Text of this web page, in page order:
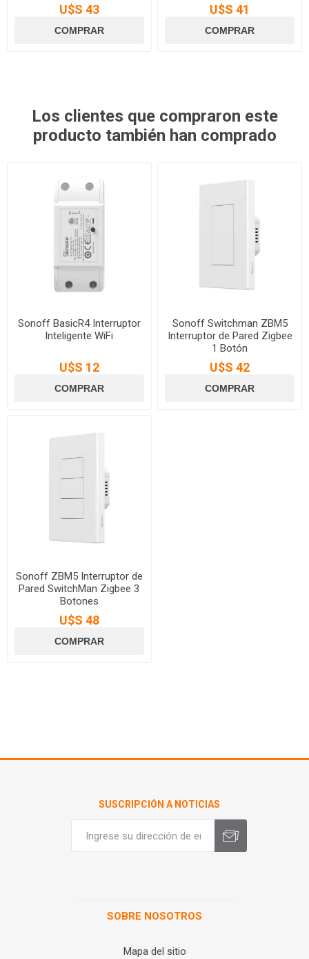
U$S 43 U$S 41
Los clientes que compraron este
producto también han comprado
Sonoff BasicR4 Interruptor
Inteligente WiFi
U$S 12
Sonoff Switchman ZBM5
Interruptor de Pared Zigbee
1 Botón
U$S 42
Sonoff ZBM5 Interruptor de
Pared SwitchMan Zigbee 3
Botones
U$S 48
SUSCRIPCIÓN A NOTICIAS
SOBRE NOSOTROS
Mapa del sitio